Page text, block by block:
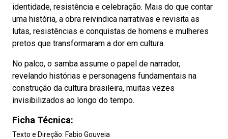
identidade, resistência e celebração. Mais do que contar
uma história, a obra reivindica narrativas e revisita as
lutas, resistências e conquistas de homens e mulheres
pretos que transformaram a dor em cultura.
No palco, o samba assume o papel de narrador,
revelando histórias e personagens fundamentais na
construção da cultura brasileira, muitas vezes
invisibilizados ao longo do tempo.
Ficha Técnica:
Texto e Direção: Fabio Gouveia